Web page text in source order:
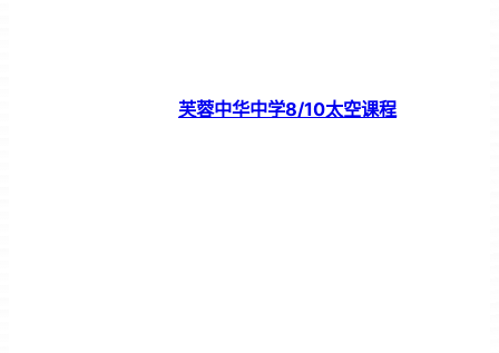
芙蓉中华中学8/10太空课程